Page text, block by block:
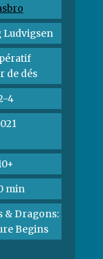
de dés
4
min
& Dragons:
Begins